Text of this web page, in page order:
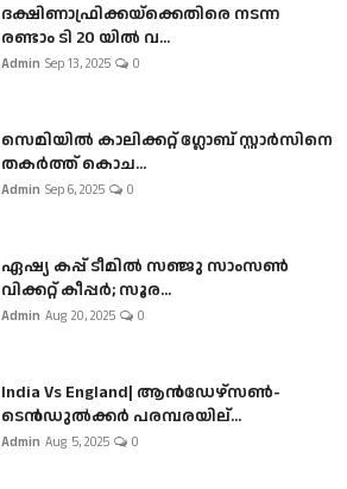
ദക്ഷിണാഫ്രിക്കയ്‌ക്കെതിരെ നടന്ന
രണ്ടാം ടി 20 യിൽ വ...
Admin Sep 13, 2025 0
സെമിയിൽ കാലിക്കറ്റ് ഗ്ലോബ് സ്റ്റാർസിനെ
തകർത്ത് കൊച...
Admin Sep 6, 2025 0
ഏഷ്യ കപ്പ് ടീമിൽ സഞ്ജു സാംസൺ
വിക്കറ്റ് കീപ്പർ; സൂര...
Admin Aug 20, 2025 0
India Vs England| ആൻഡേഴ്സൺ-
ടെൻഡുല്‍ക്കർ പരമ്പരയില്...
Admin Aug 5, 2025 0